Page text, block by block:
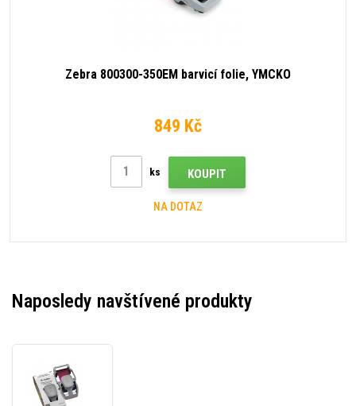
Zebra 800300-350EM barvicí folie, YMCKO
849 Kč
ks KOUPIT
NA DOTAZ
Naposledy navštívené produkty